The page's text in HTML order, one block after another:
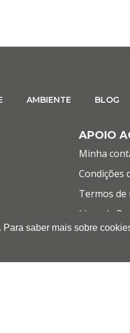
saber mais sobre
AMBIENTE BLOG
APOIO
Minha
Condições
Termos de
Livro de